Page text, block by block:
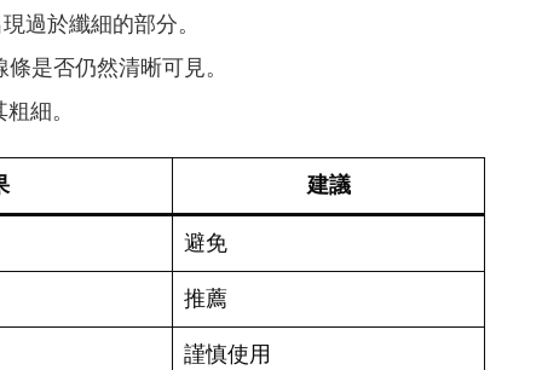
過於纖細的部分。
是否仍然清晰可見。
細。
建議
避免
推薦
謹慎使用